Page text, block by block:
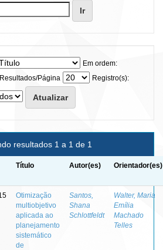
Em ordem:
Resultados/Página
Registro(s):
resultados 1 a 1 de 1
Título Autor(es) Orientador(es)
Otimização
multiobjetivo
aplicada ao
planejamento
sistemático
de
Santos,
Shana
Schlottfeldt
Walter, Maria
Emília
Machado
Telles